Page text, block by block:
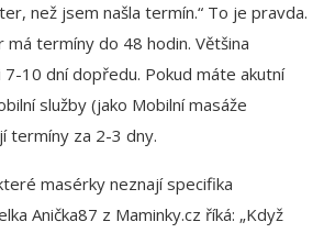
než jsem našla termín.“ To je pravda.
má termíny do 48 hodin. Většina
10 dní dopředu. Pokud máte akutní
služby (jako Mobilní masáže
termíny za 2-3 dny.
masérky neznají specifika
Anička87 z Maminky.cz říká: „Když